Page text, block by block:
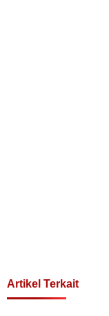
Artikel Terkait